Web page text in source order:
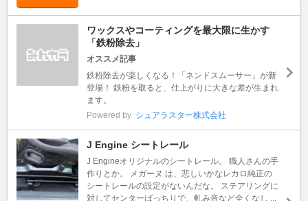
ワックスやコーティングを最大限に生かす
「鉄粉除去」
オススメ記事
鉄粉除去が楽しくなる！「ネンドスムーサー」が新
登場！ 鉄粉を取ると、仕上がりに大きな差が生まれ
ます。
Powered by シュアラスター株式会社
J Engine シートレール
J Engineオリジナルのシートレール。 職人さんの手
作りとか。 メガーヌ は、悲しいかなレカロ純正の
シートレールの設定がないんだな。 ステアリングに
対してセンターばっちりで、軋み音など全くなし ...